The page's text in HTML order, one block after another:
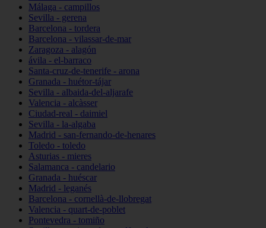
Málaga - campillos
Sevilla - gerena
Barcelona - tordera
Barcelona - vilassar-de-mar
Zaragoza - alagón
ávila - el-barraco
Santa-cruz-de-tenerife - arona
Granada - huétor-tájar
Sevilla - albaida-del-aljarafe
Valencia - alcàsser
Ciudad-real - daimiel
Sevilla - la-algaba
Madrid - san-fernando-de-henares
Toledo - toledo
Asturias - mieres
Salamanca - candelario
Granada - huéscar
Madrid - leganés
Barcelona - cornellà-de-llobregat
Valencia - quart-de-poblet
Pontevedra - tomiño